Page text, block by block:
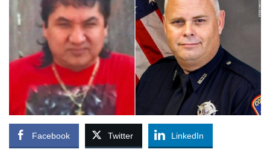
Facebook Twitter LinkedIn